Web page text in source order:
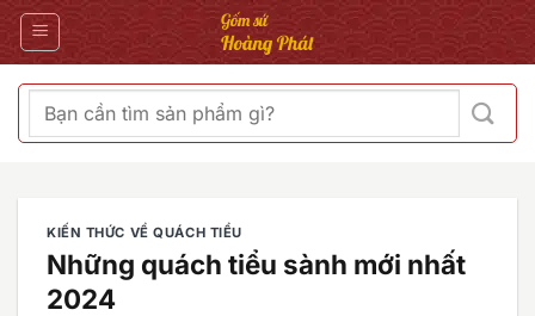
Bỏ
qua
Tìm
kiếm:
KIẾN THỨC VỀ QUÁCH TIỂU
Những quách tiểu sành mới nhất
2024